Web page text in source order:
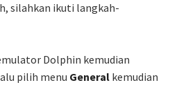
silahkan ikuti langkah-
Dolphin kemudian
pilih menu General kemudian